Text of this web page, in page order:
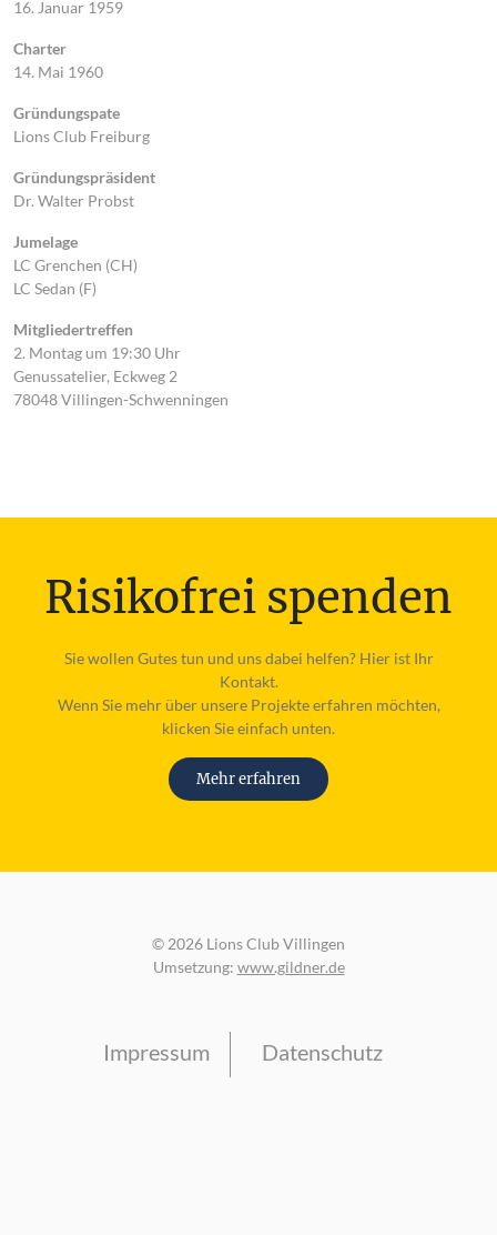
16. Januar 1959
Charter
14. Mai 1960
Gründungspate
Lions Club Freiburg
Gründungspräsident
Dr. Walter Probst
Jumelage
LC Grenchen (CH)
LC Sedan (F)
Mitgliedertreffen
2. Montag um 19:30 Uhr
Genussatelier, Eckweg 2
78048 Villingen-Schwenningen
Risikofrei spenden
Sie wollen Gutestun und uns dabei helfen? Hier ist Ihr
Kontakt.
Wenn Sie mehr über unsere Projekte erfahren möchten,
klicken Sie einfach unten.
Mehr erfahren
© 2026 Lions Club Villingen
Umsetzung: www.gildner.de
Impressum Datenschutz